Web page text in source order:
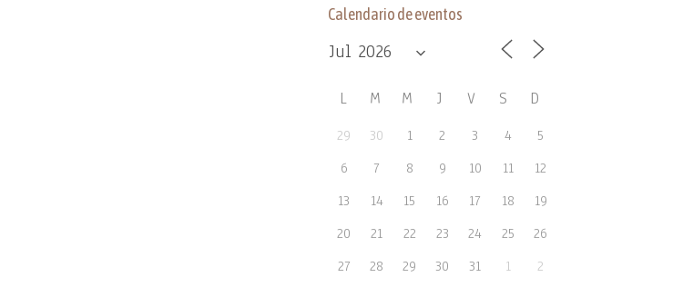
Calendario de eventos
L M M J V S D
29 30 1 2 3 4
5
6
7 8 9 10 11
12
13
14 15 16 17 18
19
20
21 22 23 24 25
26
27
28 29 30 31 1 2